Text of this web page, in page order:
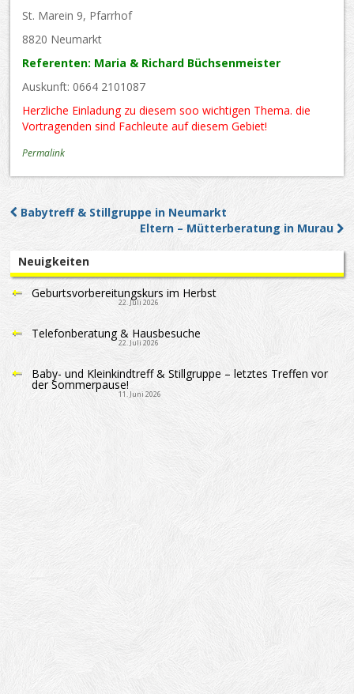
St. Marein 9, Pfarrhof
8820 Neumarkt
Referenten: Maria & Richard Büchsenmeister
Auskunft: 0664 2101087
Herzliche Einladung zu diesem soo wichtigen Thema. die
Vortragenden sind Fachleute auf diesem Gebiet!
Permalink
Post navigation
Babytreff & Stillgruppe in Neumarkt
Eltern – Mütterberatung in Murau
Neuigkeiten
Geburtsvorbereitungskurs im Herbst
22. Juli 2026
Telefonberatung & Hausbesuche
22. Juli 2026
Baby- und Kleinkindtreff & Stillgruppe – letztes Treffen vor
der Sommerpause!
11. Juni 2026